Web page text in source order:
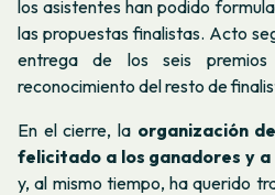
los asistentes han podido
las propuestas finalistas. Acto
entrega de los seis
reconocimiento del resto de
En el cierre, la organización
felicitado a los ganadores y
y, al mismo tiempo, ha querido